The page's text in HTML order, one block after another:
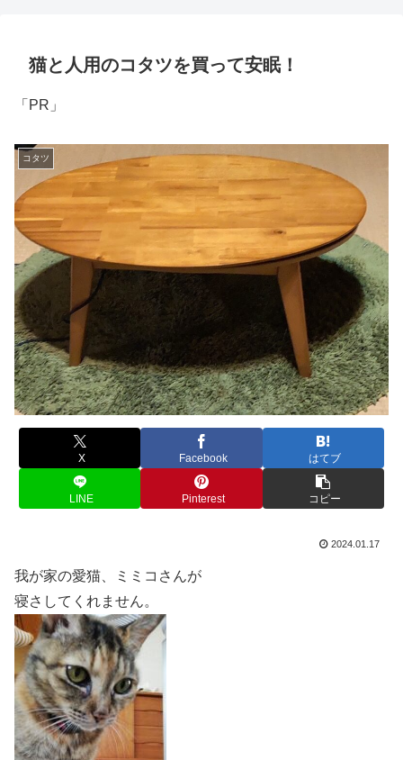
猫と人用のコタツを買って安眠！
「PR」
コタツ
X Facebook はてブ
LINE Pinterest コピー
2024.01.17
我が家の愛猫、ミミコさんが
寝さしてくれません。